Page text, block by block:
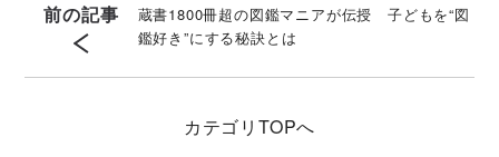
前の記事
蔵書1800冊超の図鑑マニアが伝授 子どもを“図
鑑好き”にする秘訣とは
カテゴリ TOPへ